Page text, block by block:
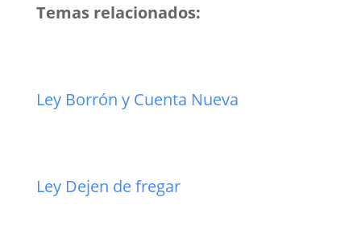
Temas relacionados:
Ley Borrón y Cuenta Nueva
Ley Dejen de fregar